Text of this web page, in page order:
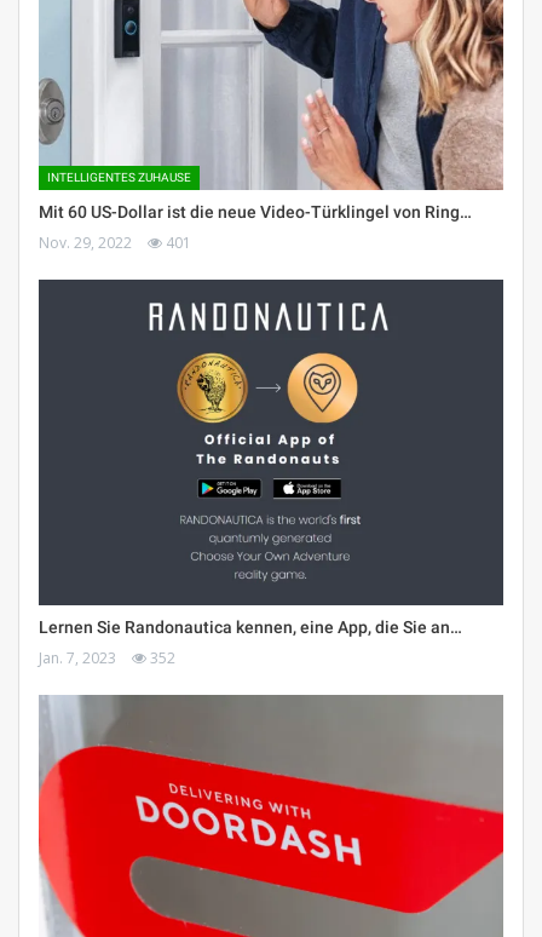
INTELLIGENTES ZUHAUSE
Mit 60 US-Dollar ist die neue Video-Türklingel von Ring…
Nov. 29, 2022 401
Lernen Sie Randonautica kennen, eine App, die Sie an…
Jan. 7, 2023 352